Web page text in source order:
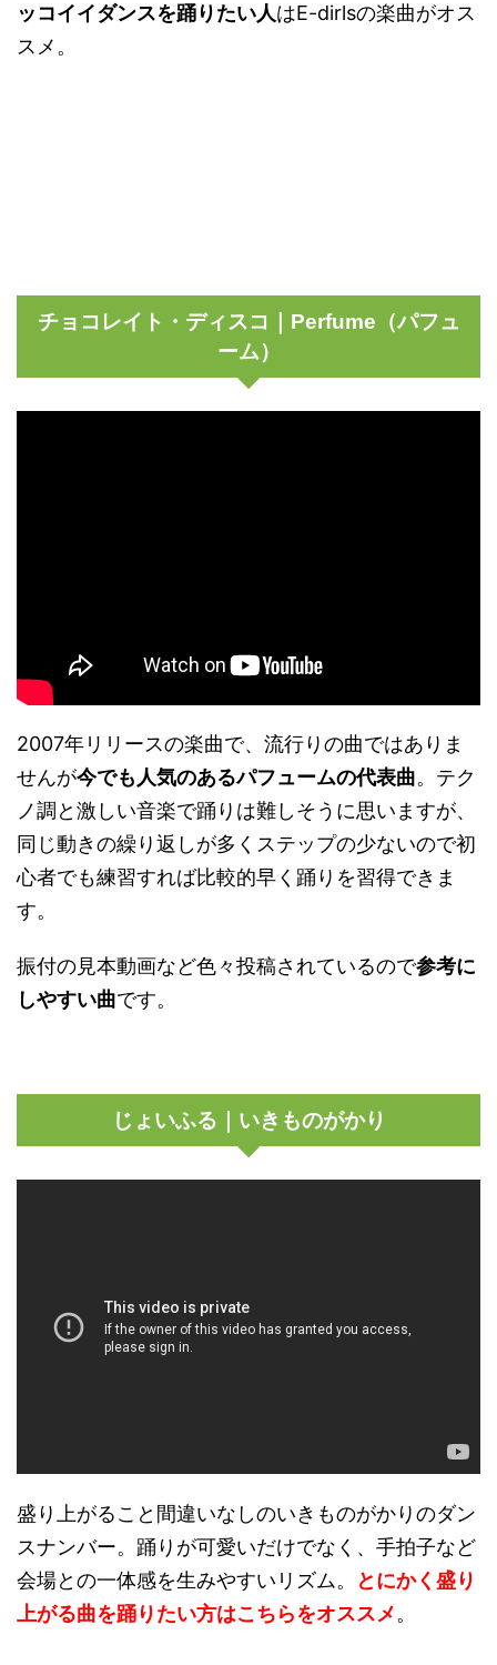
ッコイイダンスを踊りたい人はE-dirlsの楽曲がオス
スメ。
チョコレイト・ディスコ｜Perfume（パフュ
ーム）
2007年リリースの楽曲で、流行りの曲ではありま
せんが今でも人気のあるパフュームの代表曲。テク
ノ調と激しい音楽で踊りは難しそうに思いますが、
同じ動きの繰り返しが多くステップの少ないので初
心者でも練習すれば比較的早く踊りを習得できま
す。
振付の見本動画など色々投稿されているので参考に
しやすい曲です。
じょいふる｜いきものがかり
盛り上がること間違いなしのいきものがかりのダン
スナンバー。踊りが可愛いだけでなく、手拍子など
会場との一体感を生みやすいリズム。
とにかく盛り
上がる曲を踊りたい方はこちらをオススメ。